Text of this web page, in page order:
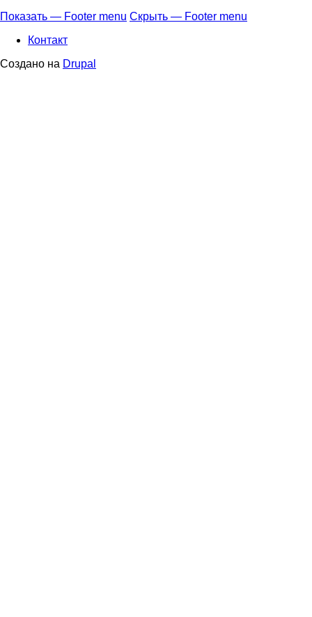
Footer
Показать — Footer menu Скрыть — Footer menu
Контакт
Создано на Drupal